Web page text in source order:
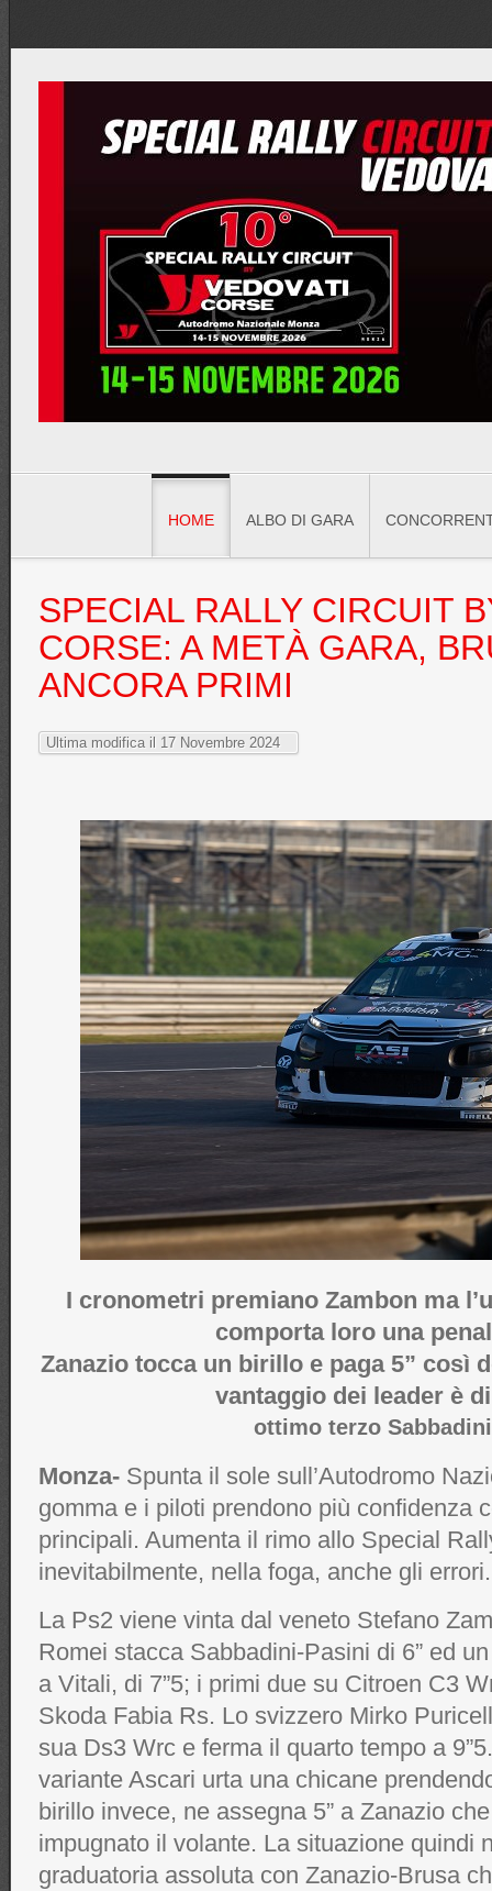
HOME ALBO DI GARA
SPECIAL RALLY CIRCUIT
CORSE: A METÀ GARA,
ANCORA PRIMI
Ultima modifica il 17 Novembre 2024
I cronometri premiano Zambon ma
comporta loro una
Zanazio tocca un birillo e paga 5” così
vantaggio dei leader è
ottimo terzo
Monza- Spunta il sole sull’Autodromo
gomma e i piloti prendono più confidenza
principali. Aumenta il rimo allo Special
inevitabilmente, nella foga, anche gli errori.
La Ps2 viene vinta dal veneto Stefano
Romei stacca Sabbadini-Pasini di 6” ed
a Vitali, di 7”5; i primi due su Citroen C3
Skoda Fabia Rs. Lo svizzero Mirko
sua Ds3 Wrc e ferma il quarto tempo a
variante Ascari urta una chicane
birillo invece, ne assegna 5” a Zanazio
impugnato il volante. La situazione quindi
graduatoria assoluta con Zanazio-Brusa